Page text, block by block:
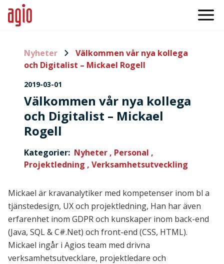
Nyheter
Välkommen vår nya kollega
och Digitalist – Mickael Rogell
2019-03-01
Välkommen vår nya kollega
och Digitalist – Mickael
Rogell
Kategorier: Nyheter , Personal ,
Projektledning , Verksamhetsutveckling
Mickael är kravanalytiker med kompetenser inom bl a
tjänstedesign, UX och projektledning, Han har även
erfarenhet inom GDPR och kunskaper inom back-end
(Java, SQL & C#.Net) och front-end (CSS, HTML).
Mickael ingår i Agios team med drivna
verksamhetsutvecklare, projektledare och